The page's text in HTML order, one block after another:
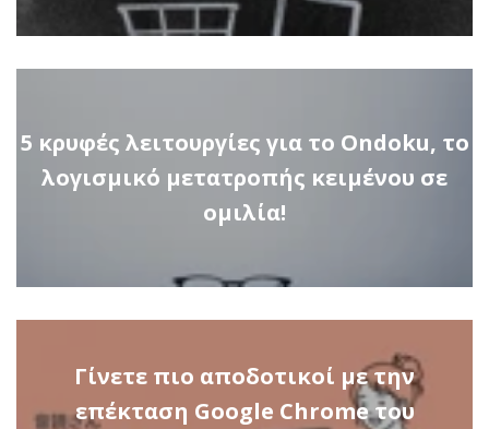
5 κρυφές λειτουργίες για το Ondoku, το
λογισμικό μετατροπής κειμένου σε
ομιλία!
Γίνετε πιο αποδοτικοί με την
επέκταση Google Chrome του